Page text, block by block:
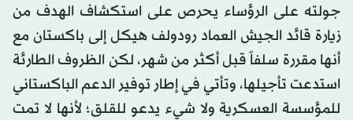
جولته على الرؤساء يحرص على استكشاف الهدف من
زيارة قائد الجيش العماد رودولف هيكل إلى باكستان مع
أنها مقررة سلفاً قبل أكثر من شهر، لكن الظروف الطارئة
استدعت تأجيلها، وتأتي في إطار توفير الدعم الباكستاني
للمؤسسة العسكرية ولا شيء يدعو للقلق؛ لأنها لا تمت